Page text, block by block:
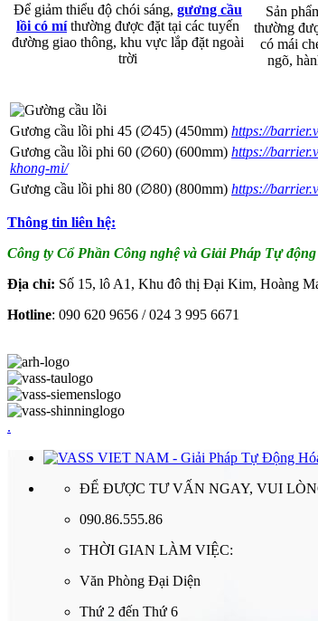
Để giảm thiểu độ chói sáng, gương cầu
lồi có míthường được đặt tại các tuyến
đường giao thông, khu vực lắp đặt ngoài
trời
Sản
thường
có mái
ngõ,
Gương cầu lồi phi 45 (∅45) (450mm) https://
Gương cầu lồi phi 60 (∅60) (600mm) https://
khong-mi/
Gương cầu lồi phi 80 (∅80) (800mm) https://
Thông tin liên hệ:
Công ty Cổ Phần Công nghệ và Giải Pháp Tự
Địa chỉ: Số 15, lô A1, Khu đô thị Đại Kim, Hoàng
Hotline: 090 620 9656 / 024 3 995 6671
.
ĐỂ ĐƯỢC TƯ VẤN NGAY, VUI
090.86.555.86
THỜI GIAN LÀM VIỆC:
Văn Phòng Đại Diện
Thứ 2 đến Thứ 6